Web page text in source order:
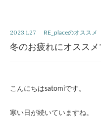
2023.1.27 RE_placeのオススメ
冬のお疲れにオススメ
こんにちはsatomiです。
寒い日が続いていますね。